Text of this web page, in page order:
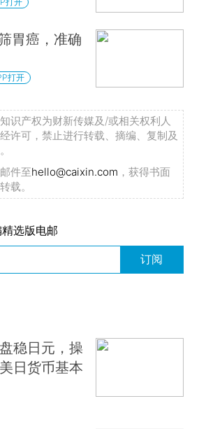
胃癌，准确
打开
识产权为财新传媒及/或相关权利人
许可，禁止进行转载、摘编、复制及
件至hello@caixin.com ，获得书面
载。
选版电邮
订阅
稳日元，操
日货币基本